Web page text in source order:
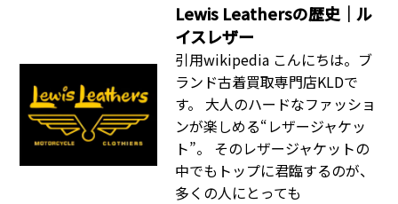
Lewis Leathersの歴史｜ル
イスレザー
引用wikipedia こんにちは。ブ
ランド古着買取専門店KLDで
す。 大人のハードなファッショ
ンが楽しめる“レザージャケッ
ト”。 そのレザージャケットの
中でもトップに君臨するのが、
多くの人にとっても